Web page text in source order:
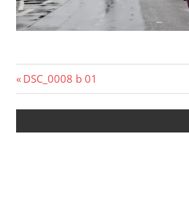
Beitragsnavigation
Vorheriger
Beitrag:
DSC_0008 b 01